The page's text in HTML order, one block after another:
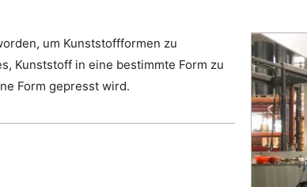
um Kunststoffformen zu
Kunststoff in eine bestimmte Form zu
Form gepresst wird.